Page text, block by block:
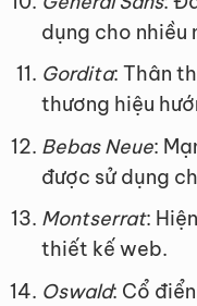
dụng cho nhiều
Gordita: Thân
thương hiệu
Bebas Neue:
được sử dụng
Montserrat:
thiết kế web.
Oswald: Cổ